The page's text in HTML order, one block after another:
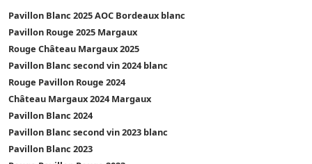
Pavillon Blanc 2025 AOC Bordeaux blanc
Pavillon Rouge 2025 Margaux
Rouge Château Margaux 2025
Pavillon Blanc second vin 2024 blanc
Rouge Pavillon Rouge 2024
Château Margaux 2024 Margaux
Pavillon Blanc 2024
Pavillon Blanc second vin 2023 blanc
Pavillon Blanc 2023